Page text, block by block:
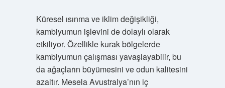
Küresel ısınma ve iklim değişikliği,
kambiyumun işlevini de dolaylı olarak
etkiliyor. Özellikle kurak bölgelerde
kambiyumun çalışması yavaşlayabilir, bu
da ağaçların büyümesini ve odun kalitesini
azaltır. Mesela Avustralya’nın iç